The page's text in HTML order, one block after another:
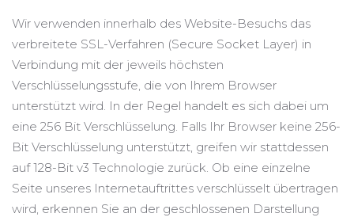
Wir verwenden innerhalb des Website-Besuchs das
verbreitete SSL-Verfahren (Secure Socket Layer) in
Verbindung mit der jeweils höchsten
Verschlüsselungsstufe, die von Ihrem Browser
unterstützt wird. In der Regel handelt es sich dabei um
eine 256 Bit Verschlüsselung. Falls Ihr Browser keine 256-
Bit Verschlüsselung unterstützt, greifen wir stattdessen
auf 128-Bit v3 Technologie zurück. Ob eine einzelne
Seite unseres Internetauftrittes verschlüsselt übertragen
wird, erkennen Sie an der geschlossenen Darstellung